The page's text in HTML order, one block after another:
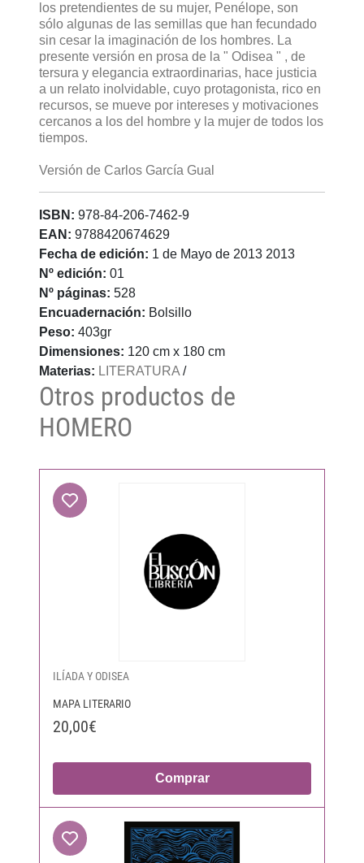
los pretendientes de su mujer, Penélope, son
sólo algunas de las semillas que han fecundado
sin cesar la imaginación de los hombres. La
presente versión en prosa de la " Odisea " , de
tersura y elegancia extraordinarias, hace justicia
a un relato inolvidable, cuyo protagonista, rico en
recursos, se mueve por intereses y motivaciones
cercanos a los del hombre y la mujer de todos los
tiempos.
Versión de Carlos García Gual
ISBN: 978-84-206-7462-9
EAN: 9788420674629
Fecha de edición: 1 de Mayo de 2013 2013
Nº edición: 01
Nº páginas: 528
Encuadernación: Bolsillo
Peso: 403gr
Dimensiones: 120 cm x 180 cm
Materias: LITERATURA /
Otros productos de
HOMERO
ILÍADA Y ODISEA
MAPA LITERARIO
20,00€
Comprar